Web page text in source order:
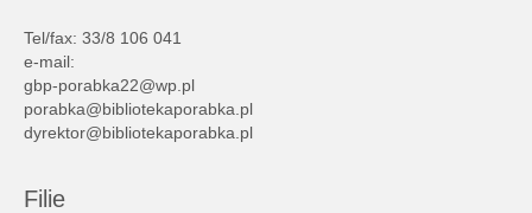
Tel/fax: 33/8 106 041
e-mail:
gbp-porabka22@wp.pl
porabka@bibliotekaporabka.pl
dyrektor@bibliotekaporabka.pl
Filie